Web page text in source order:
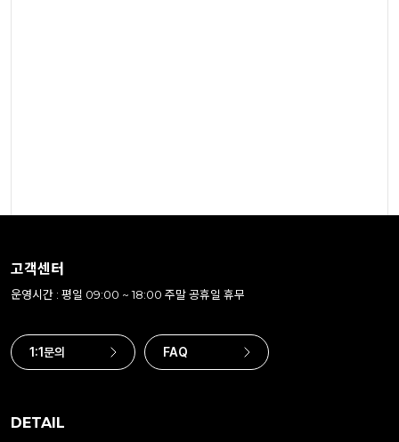
고객센터
운영시간 : 평일 09:00 ~ 18:00 주말 공휴일 휴무
1:1문의 FAQ
DETAIL